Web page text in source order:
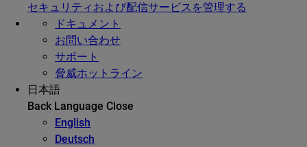
セキュリティおよび配信サービスを管理する
ドキュメント
お問い合わせ
サポート
脅威ホットライン
日本語
Back Language Close
English
Deutsch